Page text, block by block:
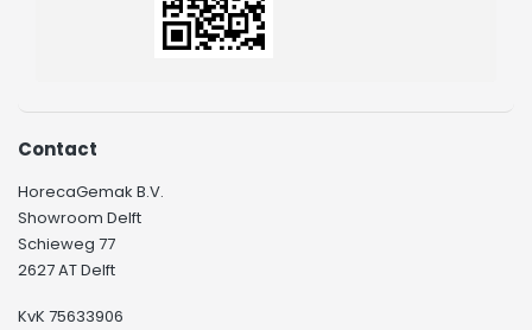
Contact
HorecaGemak B.V.
Showroom Delft
Schieweg 77
2627 AT Delft
KvK 75633906